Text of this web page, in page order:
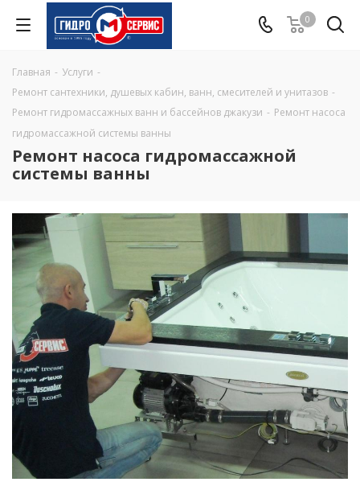
0
Главная - Услуги -
Ремонт сантехники, душевых кабин, ванн, смесителей и унитазов -
Ремонт гидромассажных ванн и бассейнов джакузи - Ремонт насоса
гидромассажной системы ванны
Ремонт насоса гидромассажной
системы ванны